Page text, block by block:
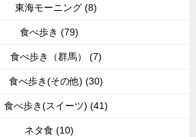
東海モーニング (8)
食べ歩き (79)
食べ歩き（群馬） (7)
食べ歩き(その他) (30)
食べ歩き(スイーツ) (41)
ネタ食 (10)